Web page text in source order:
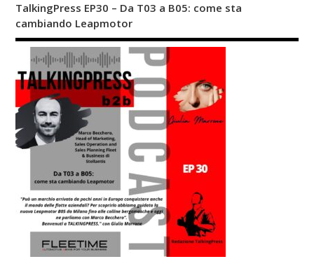
TalkingPress EP30 – Da T03 a B05: come sta
cambiando Leapmotor